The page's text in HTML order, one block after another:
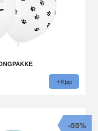
Kjøp
-55%